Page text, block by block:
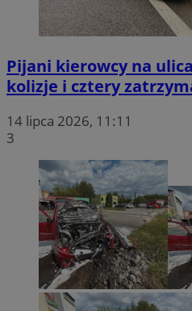
Pijani kierowcy na
kolizje i cztery
14 lipca 2026, 11:11
3